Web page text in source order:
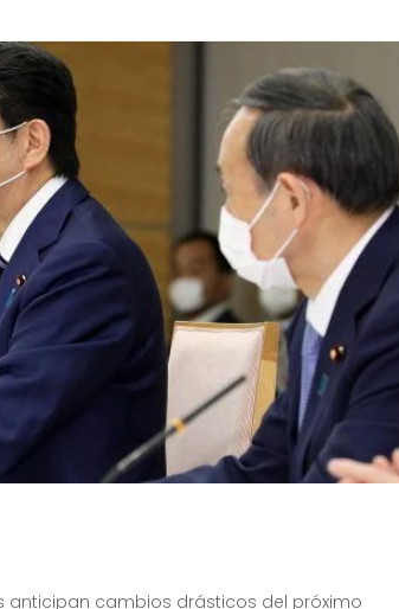
anticipan cambios drásticos del próximo